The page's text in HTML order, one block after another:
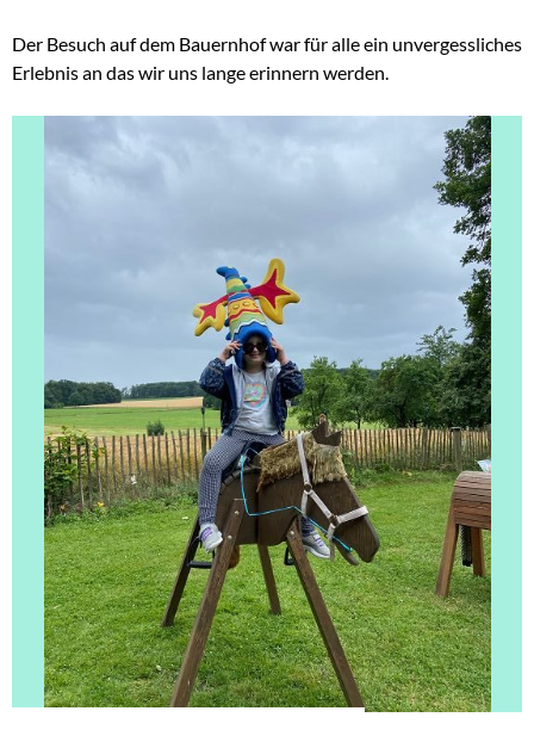
Der Besuch auf dem Bauernhof war für alle ein unvergessliches
Erlebnis an das wir uns lange erinnern werden.